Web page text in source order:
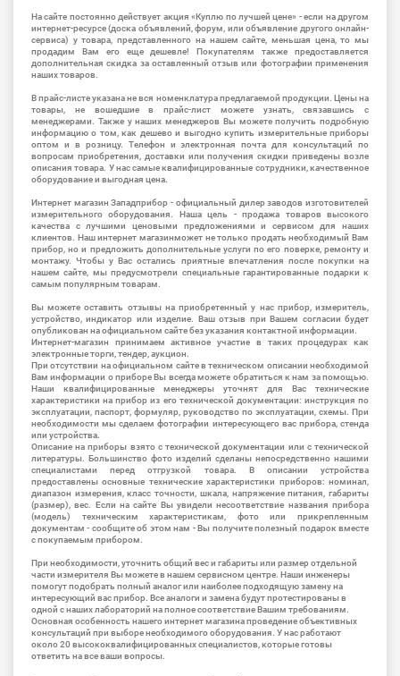
На сайте постоянно действует акция «Куплю по лучшей цене» - если на другом
интернет-ресурсе (доска объявлений, форум, или объявление другого онлайн-
сервиса) у товара, представленного на нашем сайте, меньшая цена, то мы
продадим Вам его еще дешевле! Покупателям также предоставляется
дополнительная скидка за оставленный отзыв или фотографии применения
наших товаров.
В прайс-листе указана не вся номенклатура предлагаемой продукции. Цены на
товары, не вошедшие в прайс-лист можете узнать, связавшись с
менеджерами. Также у наших менеджеров Вы можете получить подробную
информацию о том, как дешево и выгодно купить измерительные приборы
оптом и в розницу. Телефон и электронная почта для консультаций по
вопросам приобретения, доставки или получения скидки приведены возле
описания товара. У нас самые квалифицированные сотрудники, качественное
оборудование и выгодная цена.
Интернет магазин Западприбор - официальный дилер заводов изготовителей
измерительного оборудования. Наша цель - продажа товаров высокого
качества с лучшими ценовыми предложениями и сервисом для наших
клиентов. Наш интернет магазинможет не только продать необходимый Вам
прибор, но и предложить дополнительные услуги по его поверке, ремонту и
монтажу. Чтобы у Вас остались приятные впечатления после покупки на
нашем сайте, мы предусмотрели специальные гарантированные подарки к
самым популярным товарам.
Вы можете оставить отзывы на приобретенный у нас прибор, измеритель,
устройство, индикатор или изделие. Ваш отзыв при Вашем согласии будет
опубликован на официальном сайте без указания контактной информации.
Интернет-магазин принимаем активное участие в таких процедурах как
электронные торги, тендер, аукцион.
При отсутствии на официальном сайте в техническом описании необходимой
Вам информации о приборе Вы всегда можете обратиться к нам за помощью.
Наши квалифицированные менеджеры уточнят для Вас технические
характеристики на прибор из его технической документации: инструкция по
эксплуатации, паспорт, формуляр, руководство по эксплуатации, схемы. При
необходимости мы сделаем фотографии интересующего вас прибора, стенда
или устройства.
Описание на приборы взято с технической документации или с технической
литературы. Большинство фото изделий сделаны непосредственно нашими
специалистами перед отгрузкой товара. В описании устройства
предоставлены основные технические характеристики приборов: номинал,
диапазон измерения, класс точности, шкала, напряжение питания, габариты
(размер), вес. Если на сайте Вы увидели несоответствие названия прибора
(модель) техническим характеристикам, фото или прикрепленным
документам - сообщите об этом нам - Вы получите полезный подарок вместе
с покупаемым прибором.
При необходимости, уточнить общий вес и габариты или размер отдельной
части измерителя Вы можете в нашем сервисном центре. Наши инженеры
помогут подобрать полный аналог или наиболее подходящую замену на
интересующий вас прибор. Все аналоги и замена будут протестированы в
одной с наших лабораторий на полное соответствие Вашим требованиям.
Основная особенность нашего интернет магазина проведение объективных
консультаций при выборе необходимого оборудования. У нас работают
около 20 высококвалифицированных специалистов, которые готовы
ответить на все ваши вопросы.